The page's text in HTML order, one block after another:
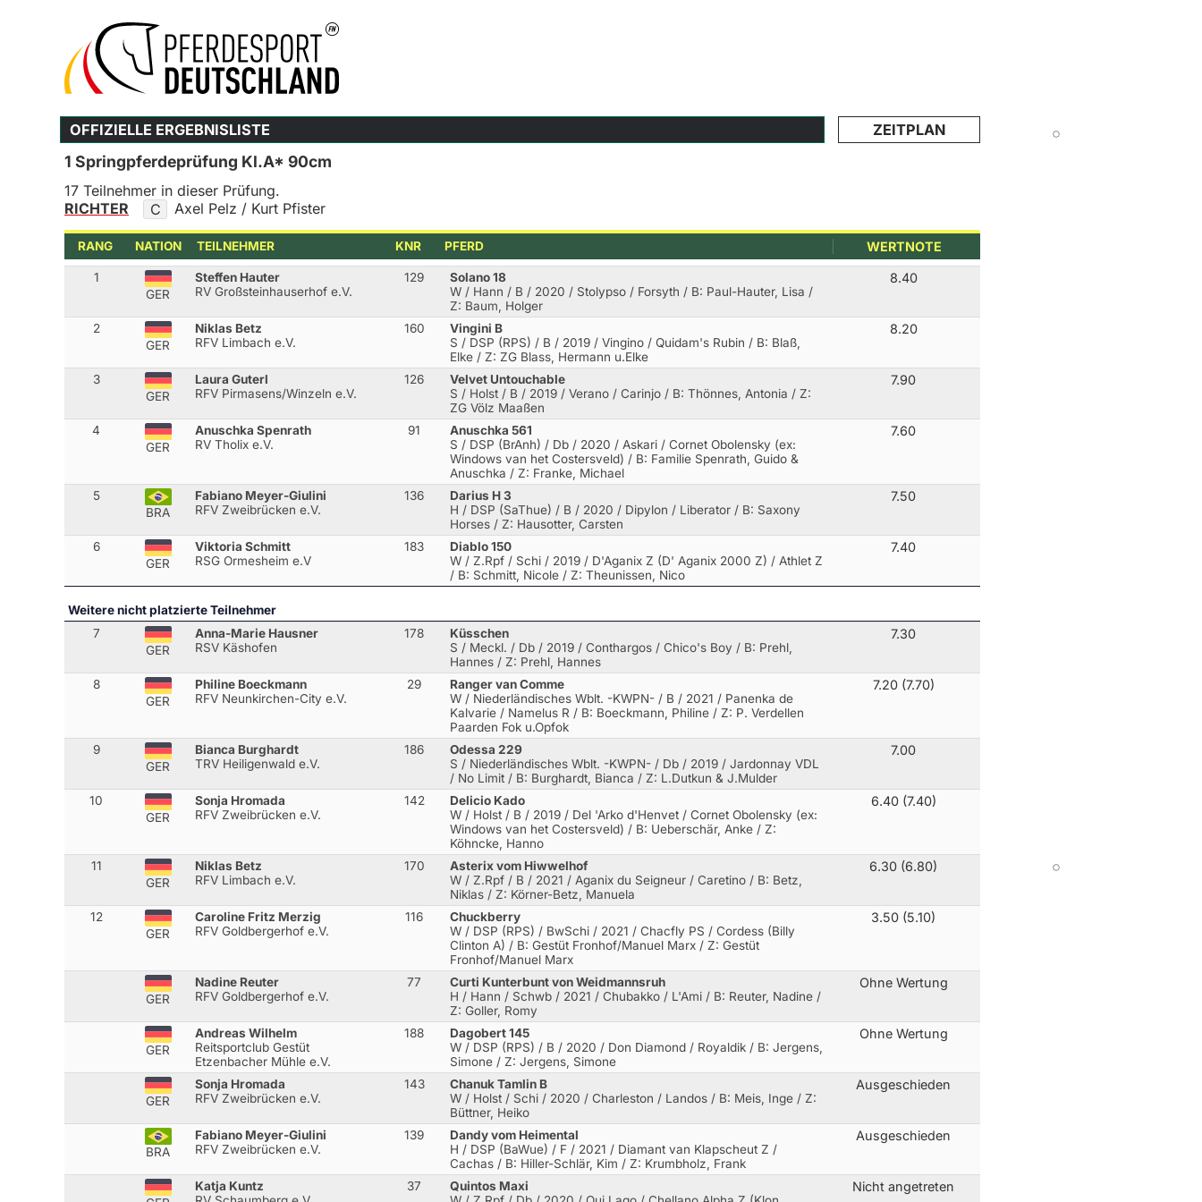
OFFIZIELLE ERGEBNISLISTE ZEITPLAN
1 Springpferdeprüfung Kl.A* 90cm
17 Teilnehmer in dieser Prüfung.
RICHTER
C Axel Pelz / Kurt Pfister
RANG NATION TEILNEHMER KNR PFERD WERTNOTE
1
GER
Steffen Hauter
RV Großsteinhauserhof e.V.
129
Solano 18
W / Hann / B / 2020 / Stolypso / Forsyth / B: Paul-Hauter, Lisa /
Z: Baum, Holger
8.40
2
GER
Niklas Betz
RFV Limbach e.V.
160
Vingini B
S / DSP (RPS) / B / 2019 / Vingino / Quidam's Rubin / B: Blaß,
Elke / Z: ZG Blass, Hermann u.Elke
8.20
3
GER
Laura Guterl
RFV Pirmasens/Winzeln e.V.
126
Velvet Untouchable
S / Holst / B / 2019 / Verano / Carinjo/ B: Thönnes, Antonia / Z:
ZG Völz Maaßen
7.90
4
GER
Anuschka Spenrath
RV Tholix e.V.
91
Anuschka 561
S / DSP (BrAnh) / Db / 2020 / Askari / Cornet Obolensky (ex:
Windows van het Costersveld) / B: Familie Spenrath, Guido &
Anuschka / Z: Franke, Michael
7.60
5
BRA
Fabiano Meyer-Giulini
RFV Zweibrücken e.V.
136
Darius H 3
H / DSP (SaThue) / B / 2020 / Dipylon / Liberator/ B: Saxony
Horses / Z: Hausotter, Carsten
7.50
6
GER
Viktoria Schmitt
RSG Ormesheim e.V
183
Diablo 150
W / Z.Rpf / Schi / 2019 / D'Aganix Z (D' Aganix 2000 Z) / Athlet Z
/ B: Schmitt, Nicole / Z: Theunissen, Nico
7.40
Weitere nicht platzierte Teilnehmer
7
GER
Anna-Marie Hausner
RSV Käshofen
178
Küsschen
S / Meckl. / Db / 2019 / Conthargos / Chico's Boy / B: Prehl,
Hannes / Z: Prehl, Hannes
7.30
8
GER
Philine Boeckmann
RFV Neunkirchen-City e.V.
29
Ranger van Comme
W / Niederländisches Wblt. -KWPN- / B / 2021 / Panenka de
Kalvarie / Namelus R / B: Boeckmann, Philine / Z: P. Verdellen
Paarden Fok u.Opfok
7.20 (7.70)
9
GER
Bianca Burghardt
TRV Heiligenwald e.V.
186
Odessa 229
S / Niederländisches Wblt. -KWPN- / Db / 2019 / Jardonnay VDL
/ No Limit/ B: Burghardt, Bianca / Z: L.Dutkun & J.Mulder
7.00
10
GER
Sonja Hromada
RFV Zweibrücken e.V.
142
Delicio Kado
W / Holst / B / 2019 / Del 'Arko d'Henvet / Cornet Obolensky (ex:
Windows van het Costersveld) / B: Ueberschär, Anke / Z:
Köhncke, Hanno
6.40 (7.40)
11
GER
Niklas Betz
RFV Limbach e.V.
170
Asterix vom Hiwwelhof
W / Z.Rpf / B / 2021 / Aganix du Seigneur / Caretino/ B: Betz,
Niklas / Z: Körner-Betz, Manuela
6.30 (6.80)
12
GER
Caroline Fritz Merzig
RFV Goldbergerhof e.V.
116
Chuckberry
W / DSP (RPS) / BwSchi / 2021 / Chacfly PS / Cordess (Billy
Clinton A) / B: Gestüt Fronhof/Manuel Marx / Z: Gestüt
Fronhof/Manuel Marx
3.50 (5.10)
GER
Nadine Reuter
RFV Goldbergerhof e.V.
77
Curti Kunterbunt von Weidmannsruh
H / Hann / Schwb / 2021 / Chubakko / L'Ami/ B: Reuter, Nadine /
Z: Goller, Romy
Ohne Wertung
GER
Andreas Wilhelm
Reitsportclub Gestüt
Etzenbacher Mühle e.V.
188
Dagobert 145
W / DSP (RPS) / B / 2020 / Don Diamond / Royaldik/ B: Jergens,
Simone / Z: Jergens, Simone
Ohne Wertung
GER
Sonja Hromada
RFV Zweibrücken e.V.
143
Chanuk Tamlin B
W / Holst / Schi / 2020 / Charleston / Landos/ B: Meis, Inge / Z:
Büttner, Heiko
Ausgeschieden
BRA
Fabiano Meyer-Giulini
RFV Zweibrücken e.V.
139
Dandy vom Heimental
H / DSP (BaWue) / F / 2021 / Diamant van Klapscheut Z /
Cachas/ B: Hiller-Schlär, Kim / Z: Krumbholz, Frank
Ausgeschieden
Katja Kuntz
37
Quintos Maxi
Nicht angetreten